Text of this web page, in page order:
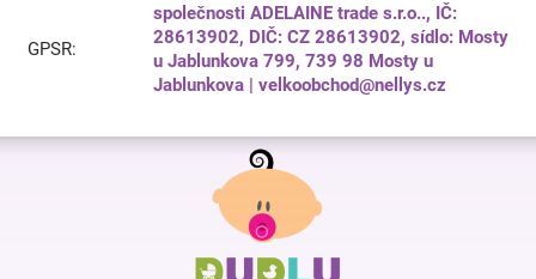
GPSR:
společnosti ADELAINE trade s.r.o.., IČ:
28613902, DIČ: CZ 28613902, sídlo: Mosty
u Jablunkova 799, 739 98 Mosty u
Jablunkova | velkoobchod@nellys.cz
Z